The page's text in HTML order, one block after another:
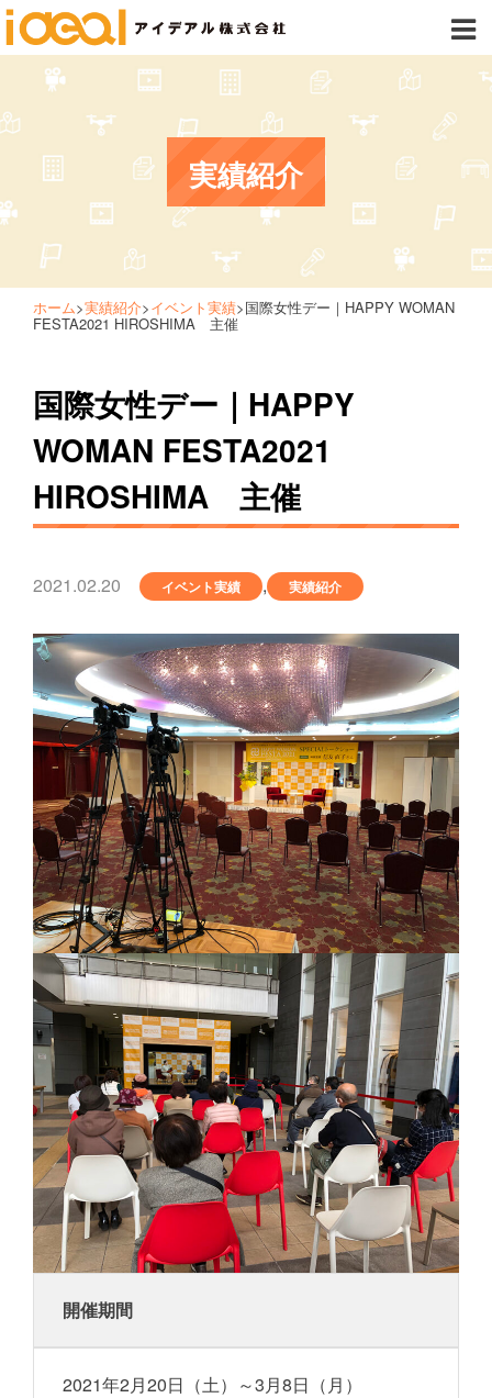
実績紹介
ホーム>実績紹介>イベント実績>国際女性デー｜HAPPY WOMAN
FESTA2021 HIROSHIMA 主催
国際女性デー｜HAPPY
WOMAN FESTA2021
HIROSHIMA 主催
2021.02.20 イベント実績 , 実績紹介
開催期間
2021年2月20日（土）～3月8日（月）